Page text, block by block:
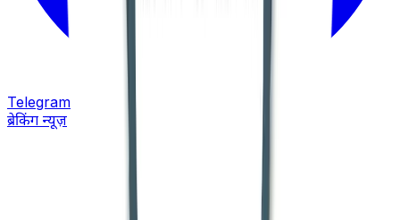
Telegram
ब्रेकिंग न्यूज़